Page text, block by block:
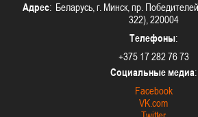
Адрес: Беларусь, г. Минск, пр.
322), 220004
Телефоны:
+375 17 282 76 73
Социальные медиа:
Facebook
VK.com